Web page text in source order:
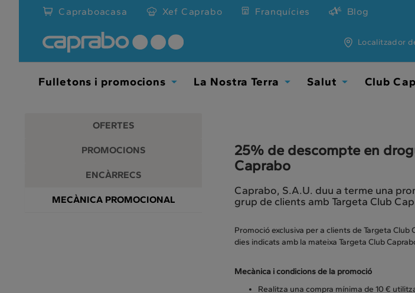
Promocions
descomptes
supermercats
Capraboacasa Xef Caprabo Franquícies Blog
Localitzador
Fulletons i promocions La Nostra Terra Salut Club
OFERTES
PROMOCIONS
ENCÀRRECS
MECÀNICA PROMOCIONAL
25% de descompte en
Caprabo
Caprabo, S.A.U. duu a terme una
grup de clients amb Targeta Club
Promoció exclusiva per a clients de Targeta
dies indicats amb la mateixa Targeta Club
Mecànica i condicions de la promoció
Realitza una compra mínima de 10 €